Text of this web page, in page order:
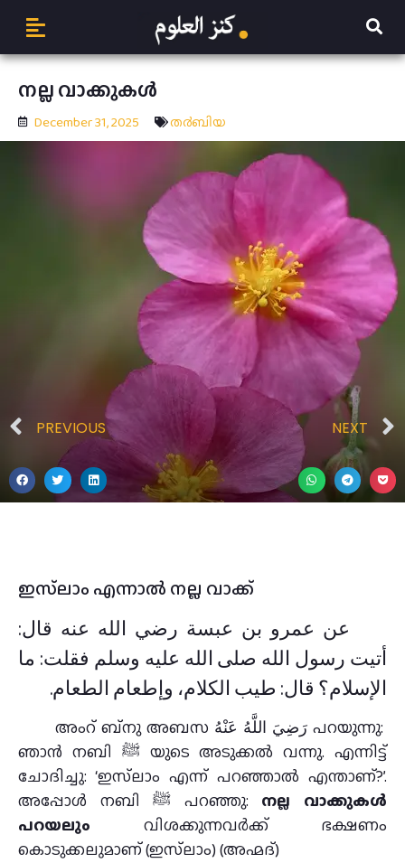
നല്ല വാക്കുകൾ
December 31, 2025 ത൪ബിയ
PREVIOUS NEXT
ഇസ്‌ലാം എന്നാൽ നല്ല വാക്ക്
عن عمرو بن عبسة رضي الله عنه قال:
أتيت رسول الله صلى الله عليه وسلم فقلت: ما
الإسلام؟ قال: طيب الكلام، وإطعام الطعام.
അംറ് ബ്നു അബസ رَضِيَ اللَّهُ عَنْهُ പറയുന്നു:
ഞാൻ നബി ﷺ യുടെ അടുക്കൽ വന്നു. എന്നിട്ട്
ചോദിച്ചു: ‘ഇസ്‌ലാം എന്ന് പറഞ്ഞാൽ എന്താണ്?’.
അപ്പോൾ നബി ﷺ പറഞ്ഞു: നല്ല വാക്കുകൾ
പറയലും വിശക്കുന്നവർക്ക് ഭക്ഷണം
കൊടുക്കലുമാണ് (ഇസ്‌ലാം) (അഹ്മദ്)